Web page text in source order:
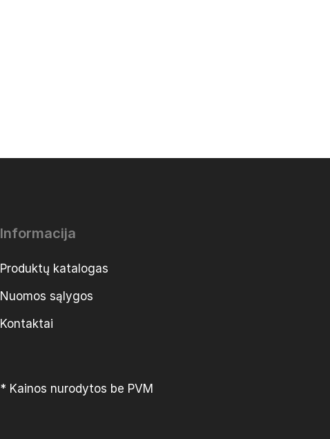
Informacija
Produktų katalogas
Nuomos sąlygos
Kontaktai
* Kainos nurodytos be PVM